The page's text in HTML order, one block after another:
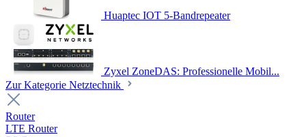
Huaptec IOT 5-Bandrepeater
Zyxel ZoneDAS: Professionelle Mobil...
Zur Kategorie Netztechnik
Router
LTE Router